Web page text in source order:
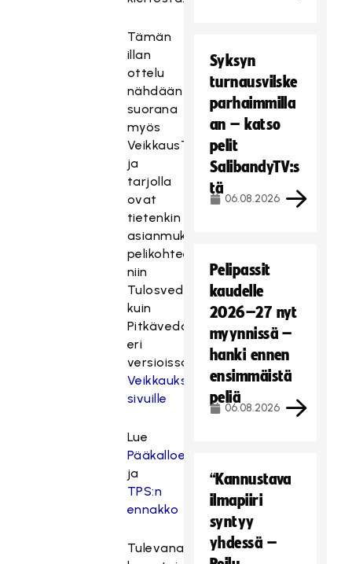
Tämän
illan
ottelu
nähdään
suorana
myös
VeikkausTV:ssä,
ja
tarjolla
ovat
tietenkin
asianmukaiset
pelikohteet
niin
Tulosvedossa
kuin
Pitkävedon
eri
versioissakin.
Veikkauksen
sivuille
Lue
Pääkalloennakko
ja
TPS:n
ennakko
Tulevana
Syksyn
turnausvilske
parhaimmilla
an – katso
pelit
SalibandyTV:s
tä
06.08.2026
Pelipassit
kaudelle
2026–27 nyt
myynnissä –
hanki ennen
ensimmäistä
peliä
06.08.2026
“Kannustava
ilmapiiri
syntyy
yhdessä –